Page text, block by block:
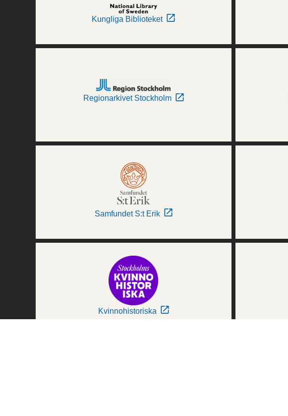
Kungliga Biblioteket
Regionarkivet Stockholm
Samfundet S:t Erik
Kvinnohistoriska